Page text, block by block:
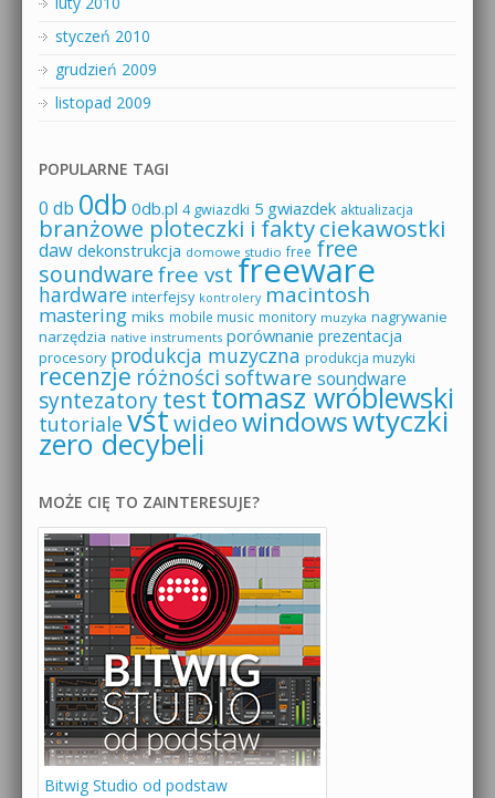
styczeń 2010
grudzień 2009
listopad 2009
POPULARNE TAGI
0 db 0db 0db.pl 4 gwiazdki 5 gwiazdek aktualizacja
branżowe ploteczki i faktyciekawostki
daw dekonstrukcja domowe studio free free
soundware free vst freeware
hardware interfejsy kontrolery macintosh
mastering miks mobile music monitory muzyka nagrywanie
narzędzia native instruments porównanie prezentacja
procesory produkcja muzyczna produkcja muzyki
recenzje różności software soundware
syntezatorytesttomasz wróblewski
tutoriale vstwideowindowswtyczki
zero decybeli
MOŻE CIĘ TO ZAINTERESUJE?
Bitwig Studio od podstaw